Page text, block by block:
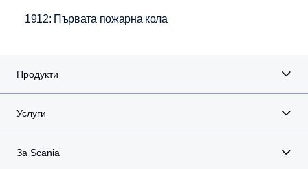
1912: Първата пожарна кола
Продукти
Услуги
За Scania